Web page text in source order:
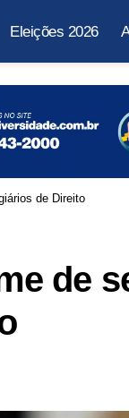
Eleições 2026
de Direito
de